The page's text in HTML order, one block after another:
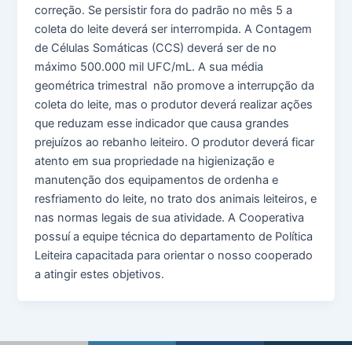
correção. Se persistir fora do padrão no mês 5 a
coleta do leite deverá ser interrompida. A Contagem
de Células Somáticas (CCS) deverá ser de no
máximo 500.000 mil UFC/mL. A sua média
geométrica trimestral não promove a interrupção da
coleta do leite, mas o produtor deverá realizar ações
que reduzam esse indicador que causa grandes
prejuízos ao rebanho leiteiro. O produtor deverá ficar
atento em sua propriedade na higienização e
manutenção dos equipamentos de ordenha e
resfriamento do leite, no trato dos animais leiteiros, e
nas normas legais de sua atividade. A Cooperativa
possuí a equipe técnica do departamento de Política
Leiteira capacitada para orientar o nosso cooperado
a atingir estes objetivos.